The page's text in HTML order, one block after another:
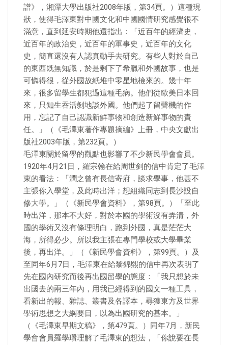
譜》，湘潭大學出版社2008年版，第34頁。）這種現
狀，使得毛澤東對中國文化和中國國情研究感覺很不
滿意，直到延安時期他還指出：「近百年的經濟史，
近百年的政治史，近百年的軍事史，近百年的文化
史，簡直還沒有人認真動手去研究。有些人對於自己
的東西既無知識，於是剩下了希臘和外國故事，也是
可憐得很，從外國故紙堆中零星地檢來的。幾十年
來，很多留學生都犯過這種毛病。他們從歐美日本回
來，只知生吞活剝地談外國。他們起了留聲機的作
用，忘記了自己認識新鮮事物和創造新鮮事物的責
任。」（《毛澤東著作專題摘編》上冊，中央文獻出
版社2003年版，第232頁。）
毛澤東關於留學的觀點也影響了不少新民學會會員。
1920年4月21日，羅宗翰在給周世釗的信中肯定了毛澤
東的看法：「潤之曾有長信寄府，談求學事，他甚不
主張你入學堂，及此時出洋；想組織同志到長沙設自
修大學。」（《新民學會資料》，第98頁。）「至此
時出洋，那本不大好，對於本國的學術沒有弄清，外
國的學術又沒有條理明白，跑到外國，真是茫茫大
海，所得必少。所以我主張在專門學校或大學畢業
後，再出洋。」（《新民學會資料》，第99頁。）及
至同年6月7日，毛澤東在給黎錦熙的信中再次表明了
先在國內研究而後再出國留學的態度：「我只想於未
出國去的兩三年內，用我已經得到的國文一種工具，
看新出的報、雜誌、叢書及各譯本，尋獲東方及世界
學術思想之大綱要目，以為出國研究的基本。」
（《毛澤東早期文稿》，第479頁。）同年7月，新民
學會會員羅學瓚理解了毛澤東的想法，「你說要在長